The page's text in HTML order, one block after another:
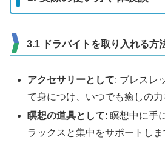
3.1 ドラバイトを取り入れる方
アクセサリーとして: ブレスレ
て身につけ、いつでも癒しの力
瞑想の道具として: 瞑想中に手
ラックスと集中をサポートしま